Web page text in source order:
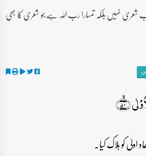
شعریٰ نہیں بلکہ تمہارا رب اللہ ہے جو شعریٰ کا بھی
﴿ۙ۵۰﴾